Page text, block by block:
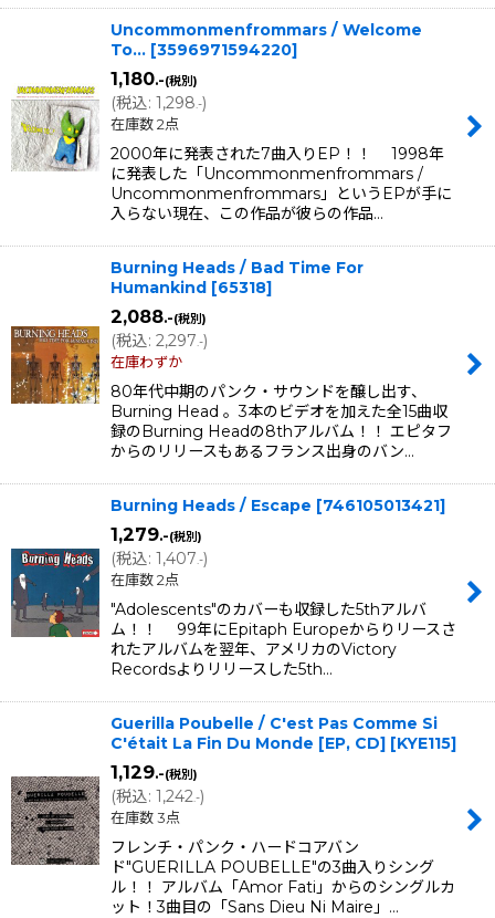
Uncommonmenfrommars / Welcome
To... [3596971594220]
1,180.-(税別)
(税込: 1,298.-)
在庫数 2点
2000年に発表された7曲入りEP！！ 1998年
に発表した「Uncommonmenfrommars /
Uncommonmenfrommars」というEPが手に
入らない現在、この作品が彼らの作品…
Burning Heads / Bad Time For
Humankind [65318]
2,088.-(税別)
(税込: 2,297.-)
在庫わずか
80年代中期のパンク・サウンドを醸し出す、
Burning Head 。3本のビデオを加えた全15曲収
録のBurning Headの8thアルバム！！ エピタフ
からのリリースもあるフランス出身のバン…
Burning Heads / Escape [746105013421]
1,279.-(税別)
(税込: 1,407.-)
在庫数 2点
"Adolescents"のカバーも収録した5thアルバ
ム！！ 99年にEpitaph Europeからりリースさ
れたアルバムを翌年、アメリカのVictory
Recordsよりリリースした5th…
Guerilla Poubelle / C'est Pas Comme Si
C'était La Fin Du Monde [EP, CD] [KYE115]
1,129.-(税別)
(税込: 1,242.-)
在庫数 3点
フレンチ・パンク・ハードコアバン
ド"GUERILLA POUBELLE"の3曲入りシング
ル！！ アルバム「Amor Fati」からのシングルカ
ット！3曲目の「Sans Dieu Ni Maire」…